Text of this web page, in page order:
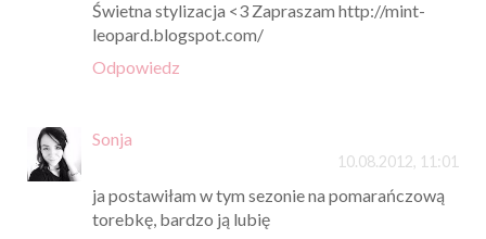
Świetna stylizacja <3 Zapraszam http://mint-
leopard.blogspot.com/
Odpowiedz
Sonja
10.08.2012, 11:01
ja postawiłam w tym sezonie na pomarańczową
torebkę, bardzo ją lubię